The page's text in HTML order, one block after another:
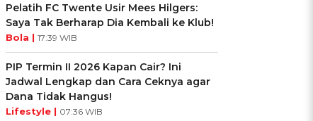
Pelatih FC Twente Usir Mees Hilgers:
Saya Tak Berharap Dia Kembali ke Klub!
Bola | 17:39 WIB
PIP Termin II 2026 Kapan Cair? Ini
Jadwal Lengkap dan Cara Ceknya agar
Dana Tidak Hangus!
Lifestyle | 07:36 WIB